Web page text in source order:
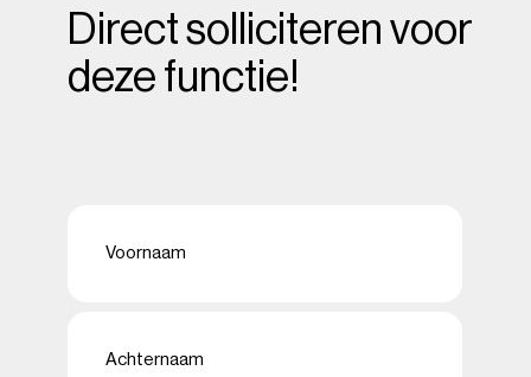
Direct solliciteren voor
deze functie!